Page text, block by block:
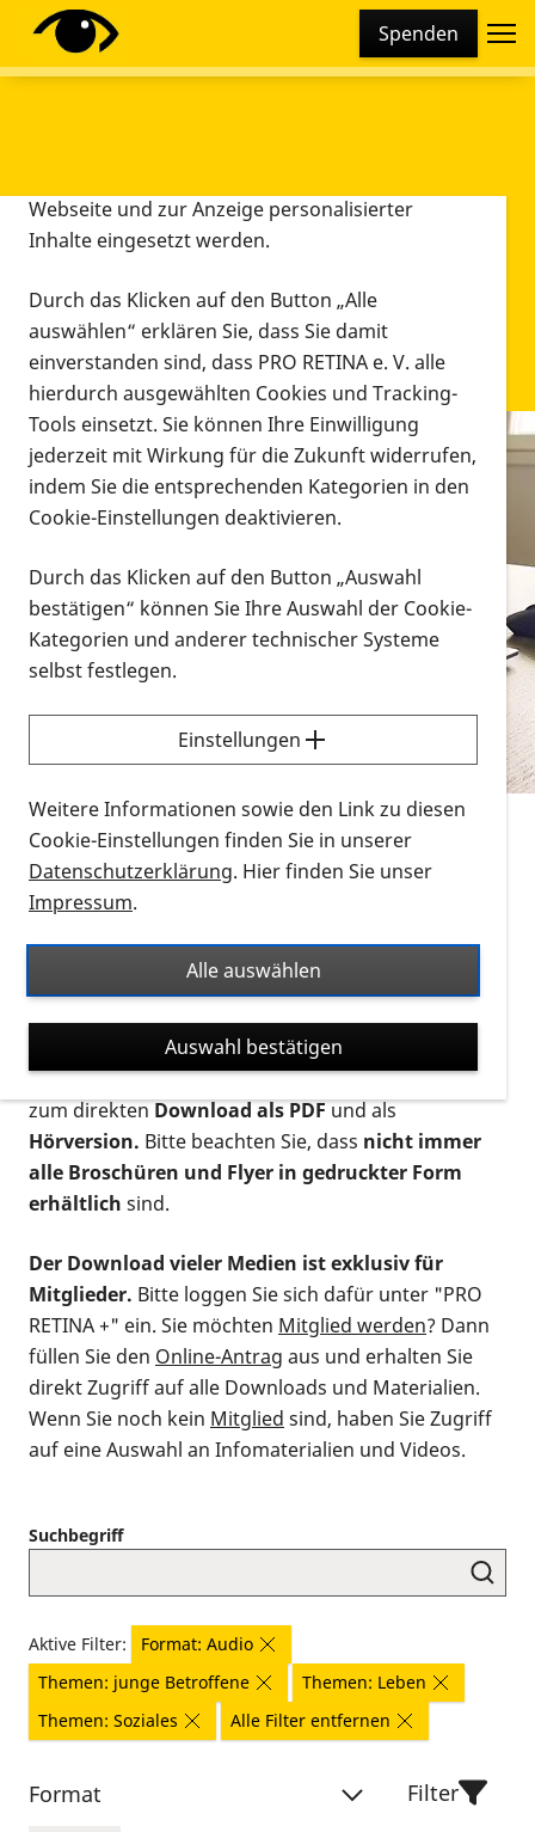
Spenden
Infomaterial
Infomaterial
Vorlesen
Alle Infomaterialien in verschiedenen
Formaten an einem Ort
Sie möchten wissen, wie Sie nach Infonmaterial
suchen und dieses bestellen bzw. herunterladen
können? Schauen Sie sich dieErklärvideos zum
Thema Infomaterial auf der PRO RETINA-Website
für blinde und sehbehinderte Menschen an.
Auf dieser Seite finden Sie sämtliches Infomaterial
Ort. Nutzen Sie den Formatfilter, um ausschließlich
nach Flyern und Broschüren, Audios oder Videos zu
suchen. Die meisten Flyer und Broschüren werden in
verschiedenen Formaten angeboten: zur
postalischen Bestellung als gedruckte Variante
zum direktenDownload als PDFund als
Hörversion. Bitte beachten Sie, dass nicht immer
alle Broschüren und Flyer in gedruckter Form
erhältlich sind.
Der Download vieler Medien ist exklusiv für
Mitglieder. Bitte loggen Sie sich dafür unter "PRO
RETINA +" ein. Sie möchten Mitglied werden? Dann
füllen Sie den Online-Antrag aus und erhalten Sie
direkt Zugriff auf alle Downloads und Materialien.
Wenn Sie noch kein Mitglied sind, haben Sie Zugriff
auf eine Auswahl an Infomaterialien und Videos.
Suchbegriff
Aktive Filter:
Format: Audio
Themen: junge Betroffene
Themen: Leben
Themen: Soziales
Alle Filter entfernen
Format Filter
Diese Webseite setzt verschiedene Cookies und
Tracking-Tools ein. Dies beinhaltet Cookies und
Webseite und zur Anzeige personalisierter
Inhalte eingesetzt werden.
Durch das Klicken auf den Button „Alle
auswählen“ erklären Sie, dass Sie damit
einverstanden sind, dass PRO RETINA e. V. alle
hierdurch ausgewählten Cookies und Tracking-
Tools einsetzt. Sie können Ihre Einwilligung
jederzeit mit Wirkung für die Zukunft widerrufen,
indem Sie die entsprechenden Kategorien in den
Cookie-Einstellungen deaktivieren.
Durch das Klicken auf den Button „Auswahl
bestätigen“ können Sie Ihre Auswahl der Cookie-
Kategorien und anderer technischer Systeme
selbst festlegen.
Einstellungen
Weitere Informationen sowie den Link zu diesen
Cookie-Einstellungen finden Sie in unserer
Datenschutzerklärung. Hier finden Sie unser
Impressum.
Alle auswählen
Auswahl bestätigen